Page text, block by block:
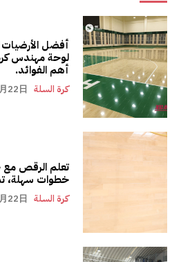
أفضل
أهم الفوائد.
كرة السلة 22日
تعلم الرقص
خطوات سهلة،
كرة السلة 22日